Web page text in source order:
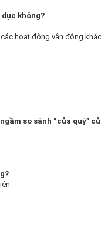
không?
hoạt động vận động khác
so sánh “của quý”